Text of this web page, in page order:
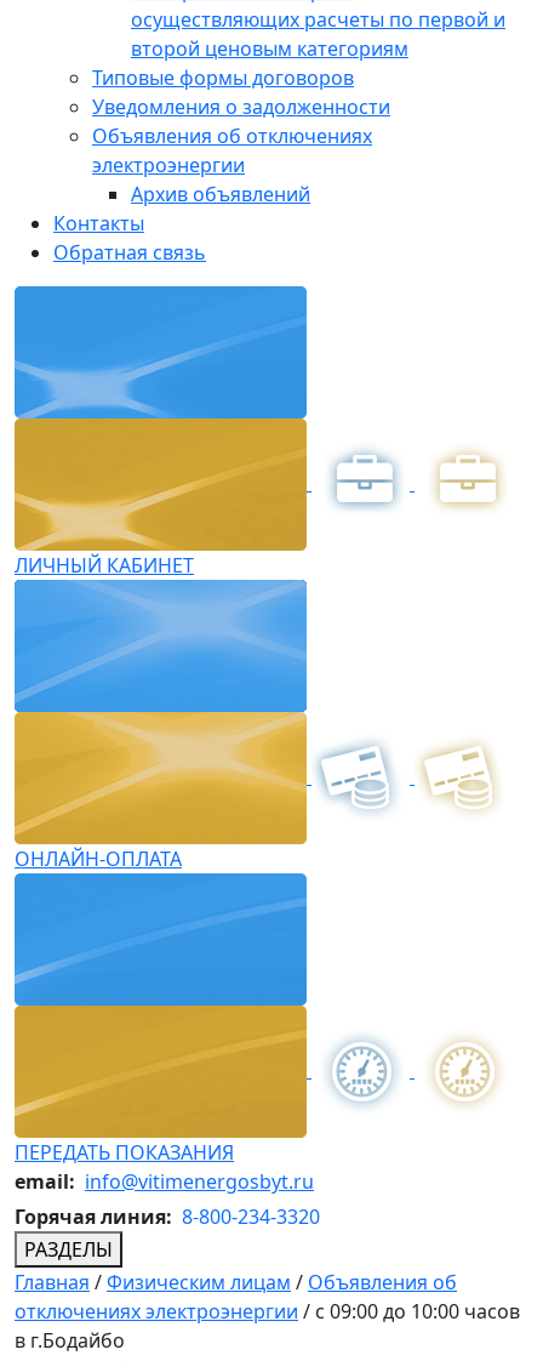
осуществляющих расчеты по первой и
второй ценовым категориям
Типовые формы договоров
Уведомления о задолженности
Объявления об отключениях
электроэнергии
Архив объявлений
Контакты
Обратная связь
ЛИЧНЫЙ КАБИНЕТ
ОНЛАЙН-ОПЛАТА
ПЕРЕДАТЬ ПОКАЗАНИЯ
email: info@vitimenergosbyt.ru
Горячая линия: 8-800-234-3320
РАЗДЕЛЫ
Главная /Физическим лицам / Объявления об
отключениях электроэнергии / с 09:00 до 10:00 часов
в г.Бодайбо